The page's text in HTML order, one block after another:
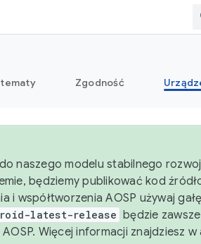
Zgodność
naszego modelu stabilnego
będziemy publikować kod
i współtworzenia AOSP używaj
latest-release będzie
Więcej informacji znajdziesz